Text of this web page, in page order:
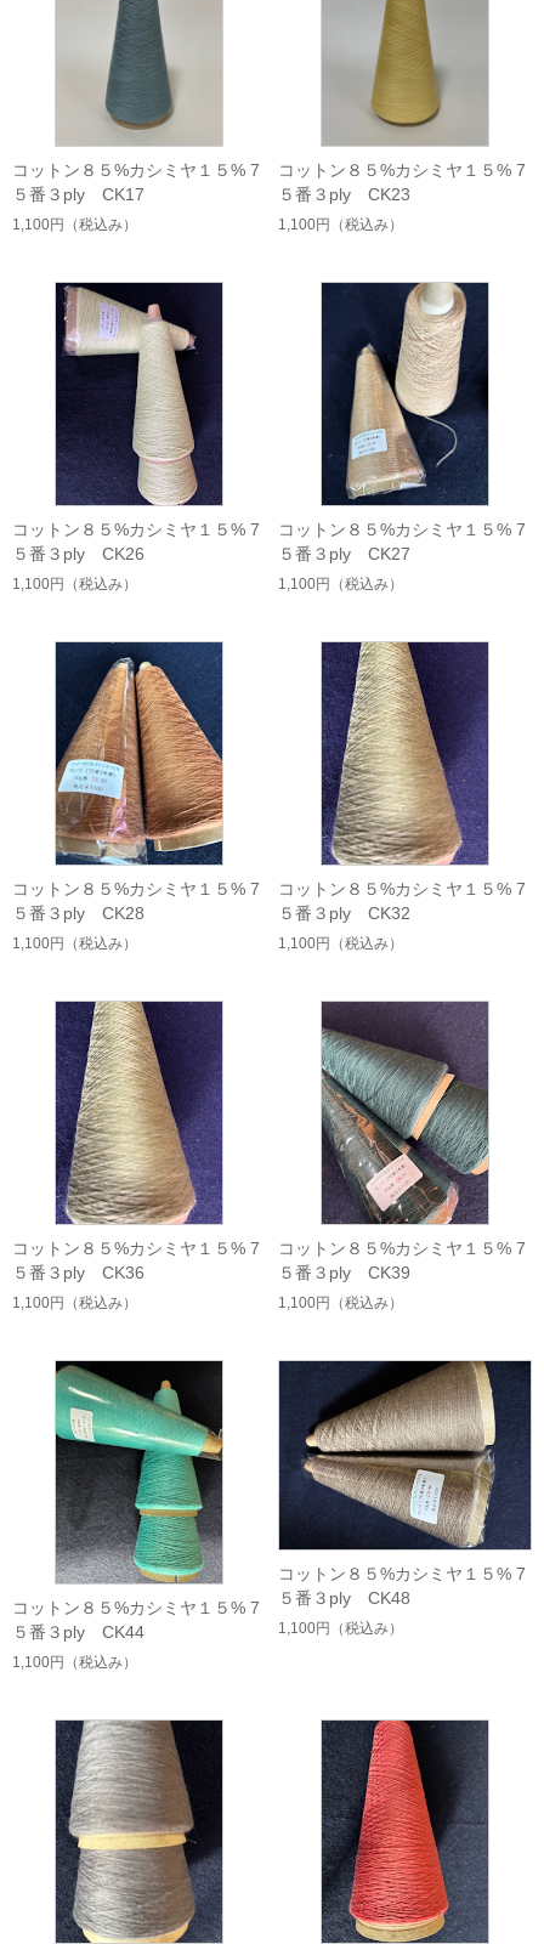
コットン８５%カシミヤ１５% 7
５番３ply CK17
1,100円 （税込み）
コットン８５%カシミヤ１５% 7
５番３ply CK23
1,100円 （税込み）
コットン８５%カシミヤ１５% 7
５番３ply CK26
1,100円 （税込み）
コットン８５%カシミヤ１５% 7
５番３ply CK27
1,100円 （税込み）
コットン８５%カシミヤ１５% 7
５番３ply CK28
1,100円 （税込み）
コットン８５%カシミヤ１５% 7
５番３ply CK32
1,100円 （税込み）
コットン８５%カシミヤ１５% 7
５番３ply CK36
1,100円 （税込み）
コットン８５%カシミヤ１５% 7
５番３ply CK39
1,100円 （税込み）
コットン８５%カシミヤ１５% 7
５番３ply CK44
1,100円 （税込み）
コットン８５%カシミヤ１５% 7
５番３ply CK48
1,100円 （税込み）